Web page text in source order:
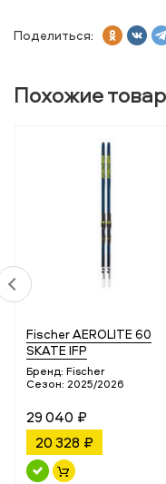
Поделиться:
Похожие
Fischer AEROLITE 60
SKATE IFP
Бренд: Fischer
Сезон: 2025/2026
29 040 ₽
20 328 ₽